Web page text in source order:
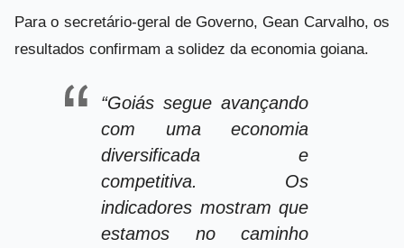
Para o secretário-geral de Governo, Gean Carvalho, os
resultados confirmam a solidez da economia goiana.
“Goiás segue avançando
com uma economia
diversificada e
competitiva. Os
indicadores mostram que
estamos no caminho